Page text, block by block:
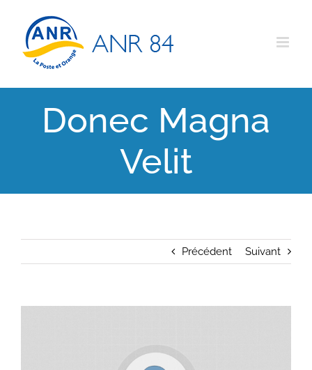
contenu
Donec Magna
Velit
Précédent Suivant